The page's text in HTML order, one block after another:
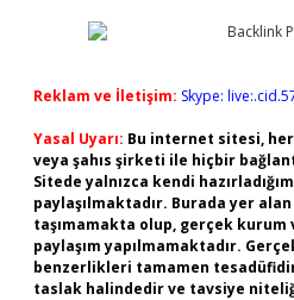
Reklam ve İletişim: Skype:
Yasal Uyarı: Bu internet sitesi,
veya şahıs şirketi ile hiçbir
Sitede yalnızca kendi
paylaşılmaktadır. Burada yer
taşımamakta olup, gerçek kurum
paylaşım yapılmamaktadır.
benzerlikleri tamamen
taslak halindedir ve tavsiye